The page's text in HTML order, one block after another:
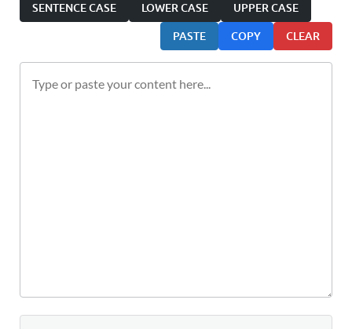
SENTENCE CASE LOWER CASE UPPER CASE
PASTE COPY CLEAR